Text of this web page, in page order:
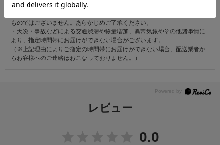
・1点あたり20万円以上の商品でお客様の寸法にお仕立て済みの場合
ものではございません。あらかじめご了承ください。
・天災・事故などによる交通渋滞や物量増加、異常気象やその他諸事情に
より、指定時間帯にお届けができない場合がございます。
（※上記理由によりご指定の時間帯にお届けができない場合、配送業者か
らお客様へのご連絡はおこなっておりません。）
レビュー
0.0